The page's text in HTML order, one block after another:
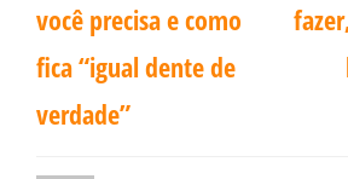
você precisa e como
fica “igual dente de
verdade”